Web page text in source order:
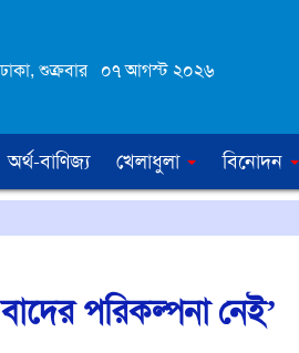
শুক্রবার ০৭ আগস্ট ২০২৬
অর্থ-বাণিজ্য খেলাধুলা বিনোদন
পরিকল্পনা নেই’